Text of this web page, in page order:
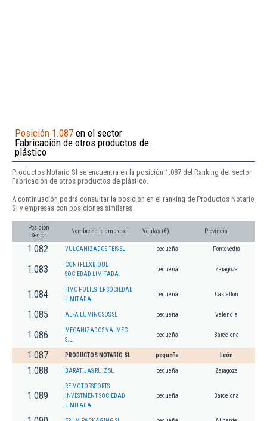
Posición 1.087 en el sector
Fabricación de otros productos de
plástico
Productos Notario Sl se encuentra en la posición 1.087 del Ranking del sector
Fabricación de otros productos de plástico.
A continuación podrá consultar la posición en el ranking de Productos Notario
Sl y empresas con posiciones similares:
Posición
Sector
Nombre de la empresa Ventas (€) Provincia
1.082 VULCANIZADOS TEIS SL pequeña Pontevedra
1.083
CONTFLEXDIQUE
SOCIEDAD LIMITADA.
pequeña Zaragoza
1.084
HMC POLIESTER SOCIEDAD
LIMITADA.
pequeña Castellon
1.085 ALFA LUMINOSOS SL pequeña Valencia
1.086
MECANIZADOS VALMEC
S.L.
pequeña Barcelona
1.087 PRODUCTOS NOTARIO SL pequeña León
1.088 BARATIJAS RUIZ SL pequeña Zaragoza
1.089
RE MOTORSPORTS
INVESTMENT SOCIEDAD
LIMITADA.
pequeña Barcelona